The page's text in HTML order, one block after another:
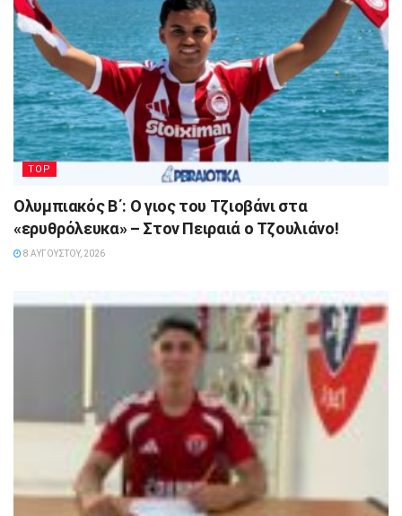
TOP
Ολυμπιακός Β΄: Ο γιος του Τζιοβάνι στα
«ερυθρόλευκα» – Στον Πειραιά ο Τζουλιάνο!
8 ΑΥΓΟΎΣΤΟΥ, 2026